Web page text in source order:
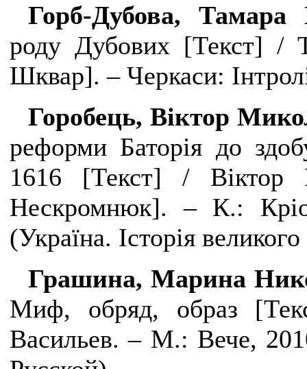
Горб-Дубова,
роду Дубових [Текст] /
Шквар]. – Черкаси:
Горобець, Віктор
реформи Баторія до
1616 [Текст] /
Нескромнюк]. – К.:
(Україна. Історія
Грашина, Марина
Миф, обряд, образ
Васильев. – М.: Вече,